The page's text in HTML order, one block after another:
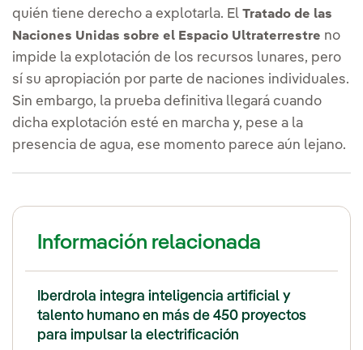
quién tiene derecho a explotarla. El Tratado de las
Naciones Unidas sobre el Espacio Ultraterrestre no
impide la explotación de los recursos lunares, pero
sí su apropiación por parte de naciones individuales.
Sin embargo, la prueba definitiva llegará cuando
dicha explotación esté en marcha y, pese a la
presencia de agua, ese momento parece aún lejano.
Información relacionada
Iberdrola integra inteligencia artificial y
talento humano en más de 450 proyectos
para impulsar la electrificación